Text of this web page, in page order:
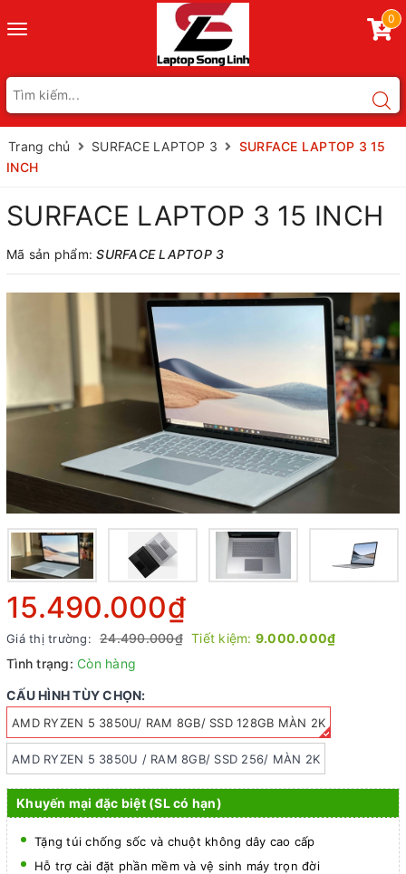
Toggle
0
Trang chủ SURFACE LAPTOP 3
SURFACE LAPTOP 3 15
INCH
SURFACE LAPTOP 3 15 INCH
Mã sản phẩm:SURFACE LAPTOP 3
15.490.000₫
Giá thị trường: 24.490.000₫ Tiết kiệm: 9.000.000₫
Tình trạng: Còn hàng
CẤU HÌNH TÙY CHỌN:
AMD RYZEN 5 3850U/ RAM 8GB/ SSD 128GB MÀN 2K
AMD RYZEN 5 3850U / RAM 8GB/ SSD 256/ MÀN 2K
Khuyến mại đặc biệt (SL có hạn)
Tặng túi chống sốc và chuột không dây cao cấp
Hỗ trợ cài đặt phần mềm và vệ sinh máy trọn đời